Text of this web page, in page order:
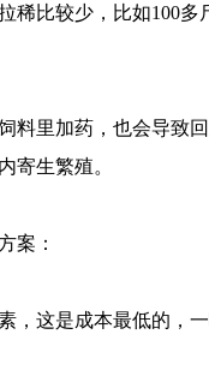
比较少，比如100多
里加药，也会导致回
寄生繁殖。
案：
这是成本最低的，一